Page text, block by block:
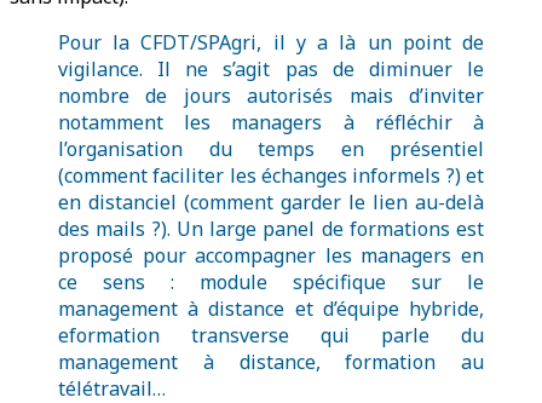
Pour la CFDT/SPAgri, il y a là un point de
vigilance. Il ne s’agit pas de diminuer le
nombre de jours autorisés mais d’inviter
notamment les managers à réfléchir à
l’organisation du temps en présentiel
(comment faciliter les échanges informels ?) et
en distanciel (comment garder le lien au-delà
des mails ?). Un large panel de formations est
proposé pour accompagner les managers en
ce sens : module spécifique sur le
management à distance et d’équipe hybride,
eformation transverse qui parle du
management à distance, formation au
télétravail…